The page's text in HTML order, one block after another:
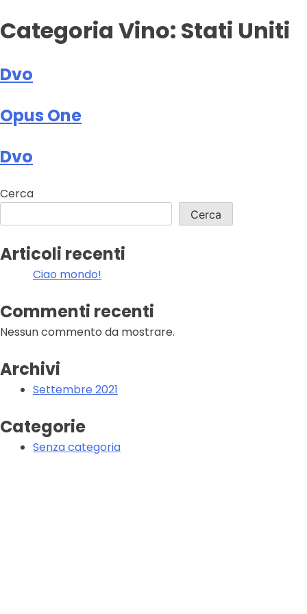
Categoria Vino: Stati Uniti
Dvo
Opus One
Dvo
Cerca
Cerca
Articoli recenti
Ciao mondo!
Commenti recenti
Nessun commento da mostrare.
Archivi
Settembre 2021
Categorie
Senza categoria